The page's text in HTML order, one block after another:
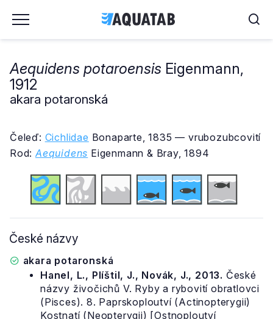
Aequidens potaroensis Eigenmann,
1912
akara potaronská
Čeleď: Cichlidae Bonaparte, 1835 — vrubozubcovití
Rod: Aequidens Eigenmann & Bray, 1894
České názvy
akara potaronská
Hanel, L., Plíštil, J., Novák, J., 2013. České
názvy živočichů V. Ryby a rybovití obratlovci
(Pisces). 8. Paprskoploutví (Actinopterygii)
Kostnatí (Neopterygii) [Ostnoploutví